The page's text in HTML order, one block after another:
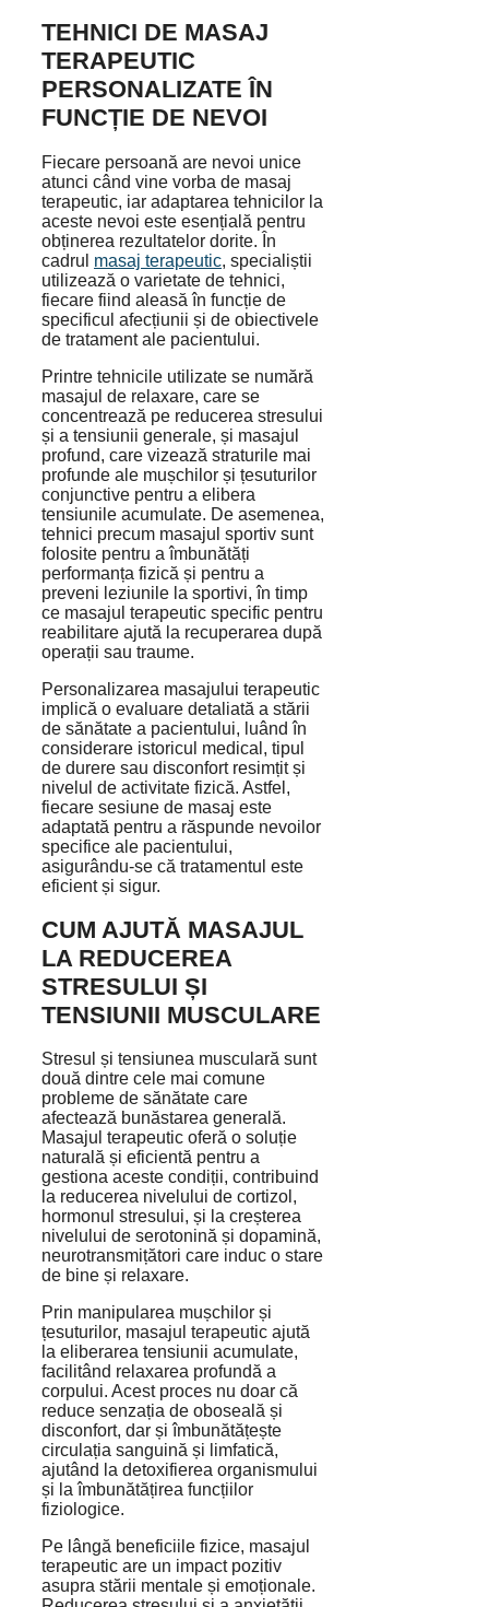
TEHNICI DE MASAJ
TERAPEUTIC
PERSONALIZATE ÎN
FUNCȚIE DE NEVOI
Fiecare persoană are nevoi unice
atunci când vine vorba de masaj
terapeutic, iar adaptarea tehnicilor la
aceste nevoi este esențială pentru
obținerea rezultatelor dorite. În
cadrul masaj terapeutic, specialiștii
utilizează o varietate de tehnici,
fiecare fiind aleasă în funcție de
specificul afecțiunii și de obiectivele
de tratament ale pacientului.
Printre tehnicile utilizate se numără
masajul de relaxare, care se
concentrează pe reducerea stresului
și a tensiunii generale, și masajul
profund, care vizează straturile mai
profunde ale mușchilor și țesuturilor
conjunctive pentru a elibera
tensiunile acumulate. De asemenea,
tehnici precum masajul sportiv sunt
folosite pentru a îmbunătăți
performanța fizică și pentru a
preveni leziunile la sportivi, în timp
ce masajul terapeutic specific pentru
reabilitare ajută la recuperarea după
operații sau traume.
Personalizarea masajului terapeutic
implică o evaluare detaliată a stării
de sănătate a pacientului, luând în
considerare istoricul medical, tipul
de durere sau disconfort resimțit și
nivelul de activitate fizică. Astfel,
fiecare sesiune de masaj este
adaptată pentru a răspunde nevoilor
specifice ale pacientului,
asigurându-se că tratamentul este
eficient și sigur.
CUM AJUTĂ MASAJUL
LA REDUCEREA
STRESULUI ȘI
TENSIUNII MUSCULARE
Stresul și tensiunea musculară sunt
două dintre cele mai comune
probleme de sănătate care
afectează bunăstarea generală.
Masajul terapeutic oferă o soluție
naturală și eficientă pentru a
gestiona aceste condiții, contribuind
la reducerea nivelului de cortizol,
hormonul stresului, și la creșterea
nivelului de serotonină și dopamină,
neurotransmițători care induc o stare
de bine și relaxare.
Prin manipularea mușchilor și
țesuturilor, masajul terapeutic ajută
la eliberarea tensiunii acumulate,
facilitând relaxarea profundă a
corpului. Acest proces nu doar că
reduce senzația de oboseală și
disconfort, dar și îmbunătățește
circulația sanguină și limfatică,
ajutând la detoxifierea organismului
și la îmbunătățirea funcțiilor
fiziologice.
Pe lângă beneficiile fizice, masajul
terapeutic are un impact pozitiv
asupra stării mentale și emoționale.